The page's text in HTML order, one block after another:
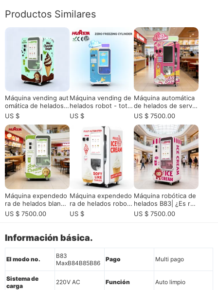
Productos Similares
Máquina vending aut
omática de helados
para la venta| Ahorro
de espacio y alta ren
tabilidad
US $
Máquina vending de
helados robot - total
mente automática
US $
Máquina automática
de helados de servic
io suave comercial: e
l futuro del comercio
minorista no tripulad
o
US $ 7500.00
Máquina expendedo
ra de helados blando
s comerciales con m
onitoreo remoto par
ión automática de 15
segundos, capacidad
de 160 tazas y contr
ol de la aplicación
US $ 7500.00
Máquina expendedo
ra de helados robot i
nteligente HUAXIN -
Grado comercial con
segundos
US $
Máquina robótica de
helados B83| ¿Es ren
table? Guía de ROI
US $ 7500.00
Información básica.
El modo no.
B83
MaxB84B85B86
Pago Multi pago
Sistema de
carga
220V AC Función Auto limpio